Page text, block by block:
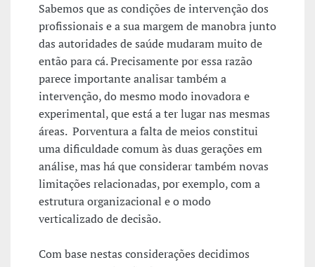
Sabemos que as condições de intervenção dos
profissionais e a sua margem de manobra junto
das autoridades de saúde mudaram muito de
então para cá. Precisamente por essa razão
parece importante analisar também a
intervenção, do mesmo modo inovadora e
experimental, que está a ter lugar nas mesmas
áreas. Porventura a falta de meios constitui
uma dificuldade comum às duas gerações em
análise, mas há que considerar também novas
limitações relacionadas, por exemplo, com a
estrutura organizacional e o modo
verticalizado de decisão.
Com base nestas considerações decidimos